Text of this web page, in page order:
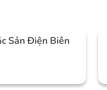
Sản Điện Biên